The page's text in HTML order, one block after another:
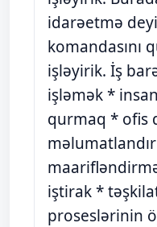
idarəetmə
komandasını
işləyirik. İş
işləmək *
qurmaq * ofis
iştirak *
proseslərinin